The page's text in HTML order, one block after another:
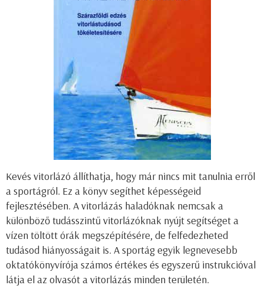
Kevés vitorlázó állíthatja, hogy már nincs mit tanulnia erről
a sportágról. Ez a könyv segíthet képességeid
fejlesztésében. A vitorlázás haladóknak nemcsak a
különböző tudásszintű vitorlázóknak nyújt segítséget a
vízen töltött órák megszépítésére, de felfedezheted
tudásod hiányosságait is. A sportág egyik legnevesebb
oktatókönyvírója számos értékes és egyszerű instrukcióval
látja el az olvasót a vitorlázás minden területén.